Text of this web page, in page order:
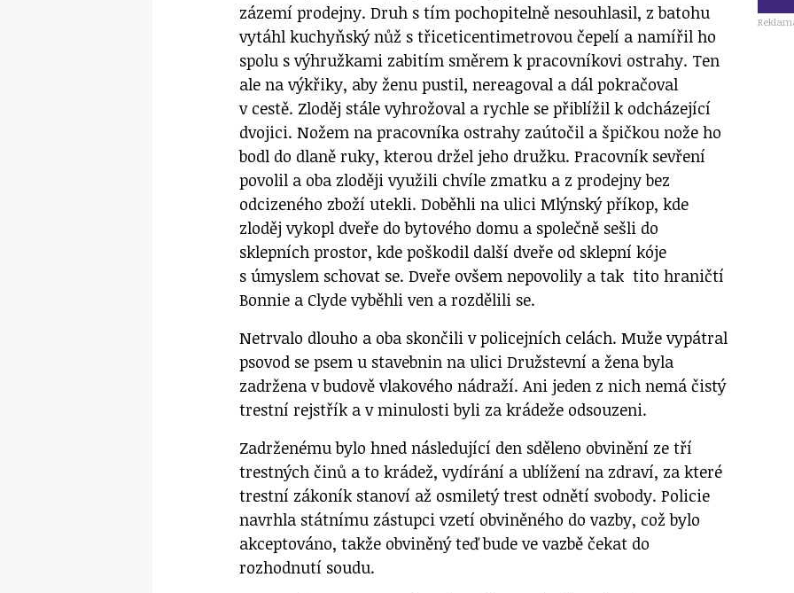
zázemí prodejny. Druh s tím pochopitelně nesouhlasil, z batohu
vytáhl kuchyňský nůž s třiceticentimetrovou čepelí a namířil ho
spolu s výhružkami zabitím směrem k pracovníkovi ostrahy. Ten
ale na výkřiky, aby ženu pustil, nereagoval a dál pokračoval
v cestě. Zloděj stále vyhrožoval a rychle se přiblížil k odcházející
dvojici. Nožem na pracovníka ostrahy zaútočil a špičkou nože ho
bodl do dlaně ruky, kterou držel jeho družku. Pracovník sevření
povolil a oba zloději využili chvíle zmatku a z prodejny bez
odcizeného zboží utekli. Doběhli na ulici Mlýnský příkop, kde
zloděj vykopl dveře do bytového domu a společně sešli do
sklepních prostor, kde poškodil další dveře od sklepní kóje
s úmyslem schovat se. Dveře ovšem nepovolily a tak tito hraničtí
Bonnie a Clyde vyběhli ven a rozdělili se.
Netrvalo dlouho a oba skončili v policejních celách. Muže vypátral
psovod se psem u stavebnin na ulici Družstevní a žena byla
zadržena v budově vlakového nádraží. Ani jeden z nich nemá čistý
trestní rejstřík a v minulosti byli za krádeže odsouzeni.
Zadrženému bylo hned následující den sděleno obvinění ze tří
trestných činů a to krádež, vydírání a ublížení na zdraví, za které
trestní zákoník stanoví až osmiletý trest odnětí svobody. Policie
navrhla státnímu zástupci vzetí obviněného do vazby, což bylo
akceptováno, takže obviněný teď bude ve vazbě čekat do
rozhodnutí soudu.